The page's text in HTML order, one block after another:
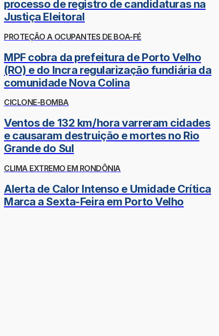
processo de registro de candidaturas na
Justiça Eleitoral
PROTEÇÃO A OCUPANTES DE BOA-FÉ
MPF cobra da prefeitura de Porto Velho
(RO) e do Incra regularização fundiária da
comunidade Nova Colina
CICLONE-BOMBA
Ventos de 132 km/hora varreram cidades
e causaram destruição e mortes no Rio
Grande do Sul
CLIMA EXTREMO EM RONDÔNIA
Alerta de Calor Intenso e Umidade Crítica
Marca a Sexta-Feira em Porto Velho